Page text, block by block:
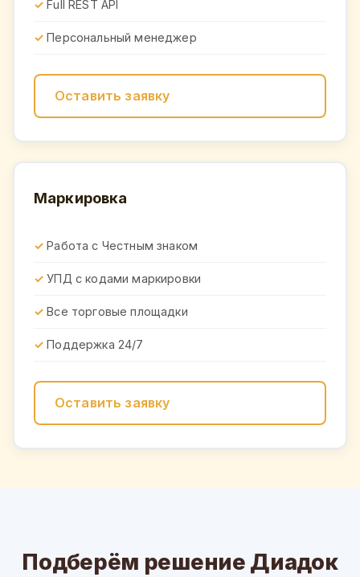
Full REST API
Персональный менеджер
Оставить заявку
Маркировка
Работа с Честным знаком
УПД с кодами маркировки
Все торговые площадки
Поддержка 24/7
Оставить заявку
Подберём решение Диадок